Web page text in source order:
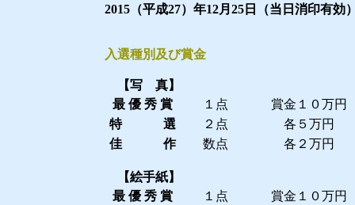
2015（平成27）年12月25日（当日消印有効
入選種別及び賞金
【写 真】
最 優 秀 賞
１点
賞金１０万円
特 選
２点
各５万円
佳 作
数点 各２万円
【絵手紙】
最 優 秀 賞
１点
賞金１０万円